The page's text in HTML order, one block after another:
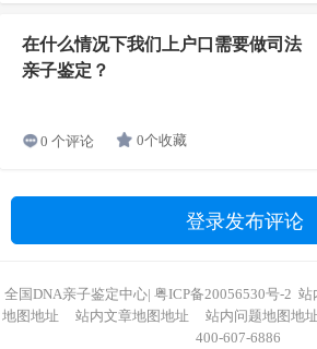
在什么情况下我们上户口需要做司法
亲子鉴定？
0 个评论 0个收藏
登录发布评论
全国DNA亲子鉴定中心| 粤ICP备20056530号-2 站
地图地址
站内文章地图地址 站内问题地图地址
400-607-6886